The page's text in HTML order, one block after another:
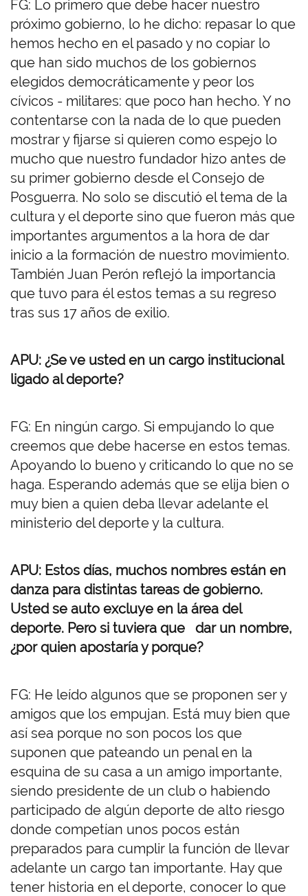
FG: Lo primero que debe hacer nuestro
próximo gobierno, lo he dicho: repasar lo que
hemos hecho en el pasado y no copiar lo
que han sido muchos de los gobiernos
elegidos democráticamente y peor los
cívicos - militares: que poco han hecho. Y no
contentarse con la nada de lo que pueden
mostrar y fijarse si quieren como espejo lo
mucho que nuestro fundador hizo antes de
su primer gobierno desde el Consejo de
Posguerra. No solo se discutió el tema de la
cultura y el deporte sino que fueron más que
importantes argumentos a la hora de dar
inicio a la formación de nuestro movimiento.
También Juan Perón reflejó la importancia
que tuvo para él estos temas a su regreso
tras sus 17 años de exilio.
APU: ¿Se ve usted en un cargo institucional
ligado al deporte?
FG: En ningún cargo. Si empujando lo que
creemos que debe hacerse en estos temas.
Apoyando lo bueno y criticando lo que no se
haga. Esperando además que se elija bien o
muy bien a quien deba llevar adelante el
ministerio del deporte y la cultura.
APU: Estos días, muchos nombres están en
danza para distintas tareas de gobierno.
Usted se auto excluye en la área del
deporte. Pero si tuviera que dar un nombre,
¿por quien apostaría y porque?
FG: He leído algunos que se proponen ser y
amigos que los empujan. Está muy bien que
así sea porque no son pocos los que
suponen que pateando un penal en la
esquina de su casa a un amigo importante,
siendo presidente de un club o habiendo
participado de algún deporte de alto riesgo
donde competían unos pocos están
preparados para cumplir la función de llevar
adelante un cargo tan importante. Hay que
tener historia en el deporte, conocer lo que